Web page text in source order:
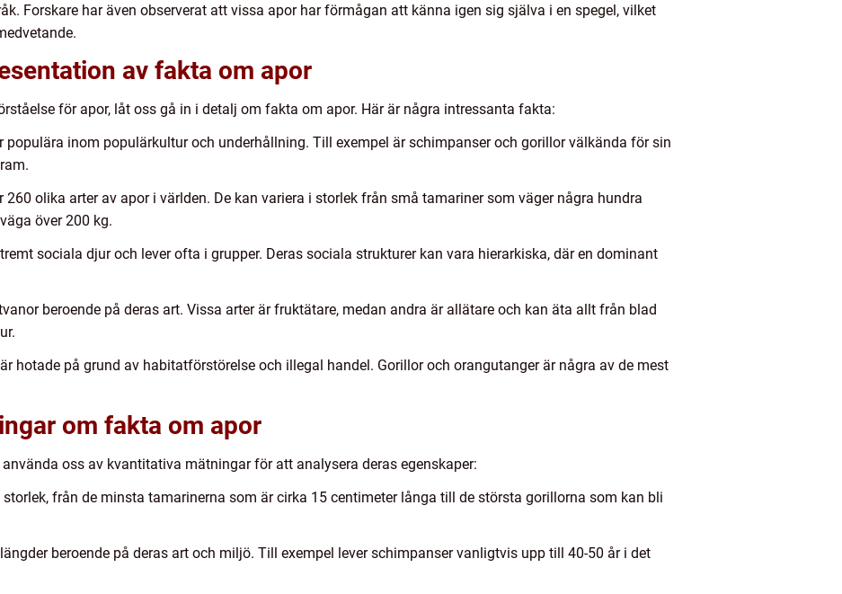
Forskare har även observerat att vissa apor har förmågan att känna igen sig själva i en spegel, vilket
av fakta om apor
för apor, låt oss gå in i detalj om fakta om apor. Här är några intressanta fakta:
populära inom populärkultur och underhållning. Till exempel är schimpanser och gorillor välkända för sin
260 olika arter av apor i världen. De kan variera i storlek från små tamariner som väger några hundra
över 200 kg.
sociala djur och lever ofta i grupper. Deras sociala strukturer kan vara hierarkiska, där en dominant
beroende på deras art. Vissa arter är fruktätare, medan andra är allätare och kan äta allt från blad
hotade på grund av habitatförstörelse och illegal handel. Gorillor och orangutanger är några av de mest
om fakta om apor
oss av kvantitativa mätningar för att analysera deras egenskaper:
storlek, från de minsta tamarinerna som är cirka 15 centimeter långa till de största gorillorna som kan bli
beroende på deras art och miljö. Till exempel lever schimpanser vanligtvis upp till 40-50 år i det